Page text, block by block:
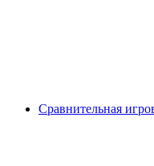
Сравнительная